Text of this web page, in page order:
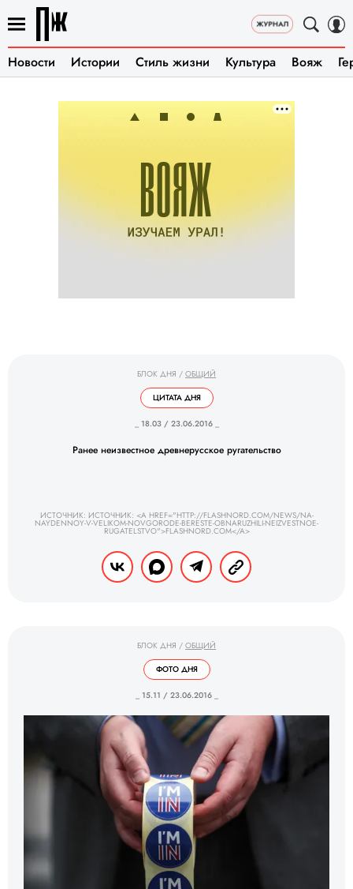
Новости Истории Стиль жизни Культура Вояж
БЛОК ДНЯ / ОБЩИЙ
ЦИТАТА ДНЯ
_ 18.03 / 23.06.2016 _
Ранее неизвестное древнерусское ругательство
ИСТОЧНИК: ИСТОЧНИК: <A HREF="HTTP://FLASHNORD.COM/NEWS/NA-
NAYDENNOY-V-VELIKOM-NOVGORODE-BERESTE-OBNARUZHILI-NEIZVESTNOE-
RUGATELSTVO">FLASHNORD.COM</A>
БЛОК ДНЯ / ОБЩИЙ
ФОТО ДНЯ
_ 15.11 / 23.06.2016 _